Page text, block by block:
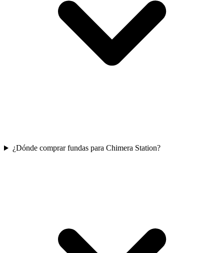
¿Dónde comprar fundas para Chimera Station?